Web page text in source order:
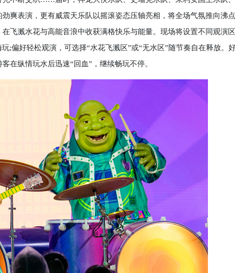
爽表演，更有威震天乐队以摇滚姿态压轴亮相，将全场气氛推向沸
飞溅水花与高能音浪中收获满格快乐与能量。现场将设置不同观演区
;偏好轻松观演，可选择“水花飞溅区”或“无水区”随节奏自在释放。
在纵情玩水后迅速“回血”，继续畅玩不停。